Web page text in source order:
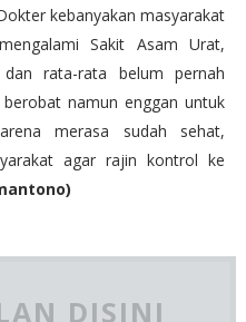
kebanyakan masyarakat
Sakit Asam Urat,
rata-rata belum pernah
namun enggan untuk
merasa sudah sehat,
agar rajin kontrol ke
DISINI